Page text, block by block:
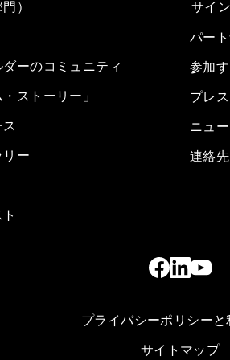
）
ーのコミュニティ
ストーリー」
リー
サイ
パー
参加
プレ
ニュ
連絡
プライバシーポリシーと
サイトマップ